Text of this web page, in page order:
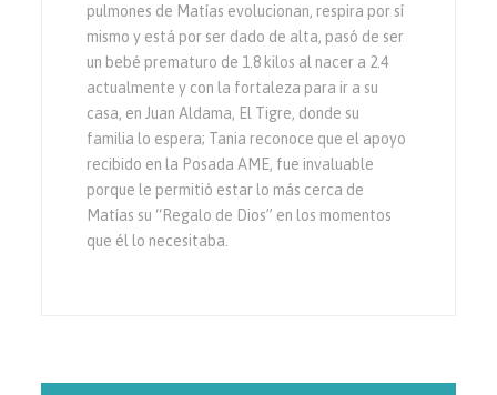
pulmones de Matías evolucionan, respira por sí
mismo y está por ser dado de alta, pasó de ser
un bebé prematuro de 1.8 kilos al nacer a 2.4
actualmente y con la fortaleza para ir a su
casa, en Juan Aldama, El Tigre, donde su
familia lo espera; Tania reconoce que el apoyo
recibido en la Posada AME, fue invaluable
porque le permitió estar lo más cerca de
Matías su “Regalo de Dios” en los momentos
que él lo necesitaba.